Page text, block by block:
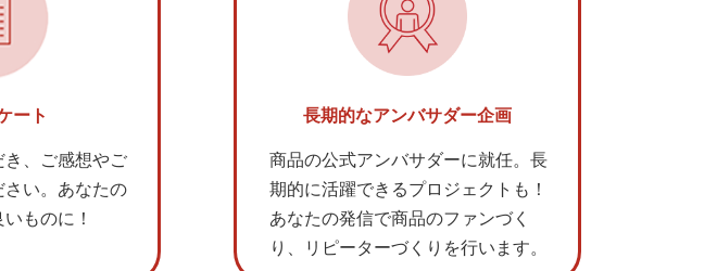
ート
、ご感想やご
い。あなたの
ものに！
長期的なアンバサダー企画
商品の公式アンバサダーに就任。長
期的に活躍できるプロジェクトも！
あなたの発信で商品のファンづく
り、リピーターづくりを行います。